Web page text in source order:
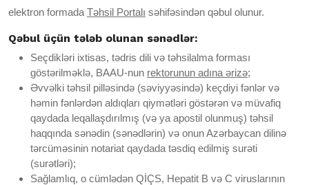
elektron formada Təhsil Portalı səhifəsindən qəbul olunur.
Qəbul üçün tələb olunan sənədlər:
Seçdikləri ixtisas, tədris dili və təhsilalma forması
göstərilməklə, BAAU-nun rektorunun adına ərizə;
Əvvəlki təhsil pilləsində (səviyyəsində) keçdiyi fənlər və
həmin fənlərdən aldıqları qiymətləri göstərən və müvafiq
qaydada leqallaşdırılmış (və ya apostil olunmuş) təhsil
haqqında sənədin (sənədlərin) və onun Azərbaycan dilinə
tərcüməsinin notariat qaydada təsdiq edilmiş surəti
(surətləri);
Sağlamlıq, o cümlədən QİÇS, Hepatit B və C viruslarının